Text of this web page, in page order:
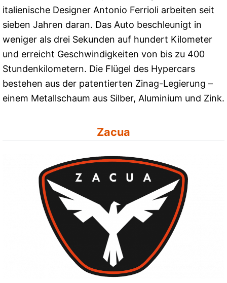
italienische Designer Antonio Ferrioli arbeiten seit
sieben Jahren daran. Das Auto beschleunigt in
weniger als drei Sekunden auf hundert Kilometer
und erreicht Geschwindigkeiten von bis zu 400
Stundenkilometern. Die Flügel des Hypercars
bestehen aus der patentierten Zinag-Legierung –
einem Metallschaum aus Silber, Aluminium und Zink.
Zacua